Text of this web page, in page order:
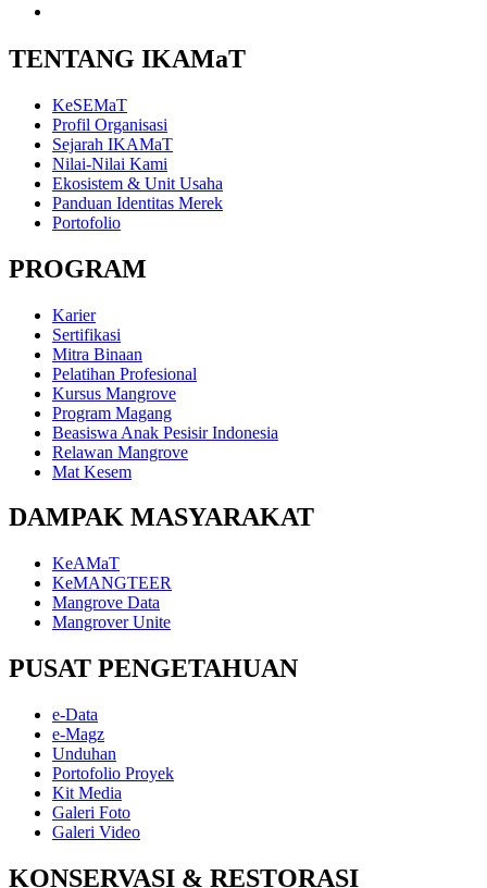
TENTANG IKAMaT
KeSEMaT
Profil Organisasi
Sejarah IKAMaT
Nilai-Nilai Kami
Ekosistem & Unit Usaha
Panduan Identitas Merek
Portofolio
PROGRAM
Karier
Sertifikasi
Mitra Binaan
Pelatihan Profesional
Kursus Mangrove
Program Magang
Beasiswa Anak Pesisir Indonesia
Relawan Mangrove
Mat Kesem
DAMPAK MASYARAKAT
KeAMaT
KeMANGTEER
Mangrove Data
Mangrover Unite
PUSAT PENGETAHUAN
e-Data
e-Magz
Unduhan
Portofolio Proyek
Kit Media
Galeri Foto
Galeri Video
KONSERVASI & RESTORASI